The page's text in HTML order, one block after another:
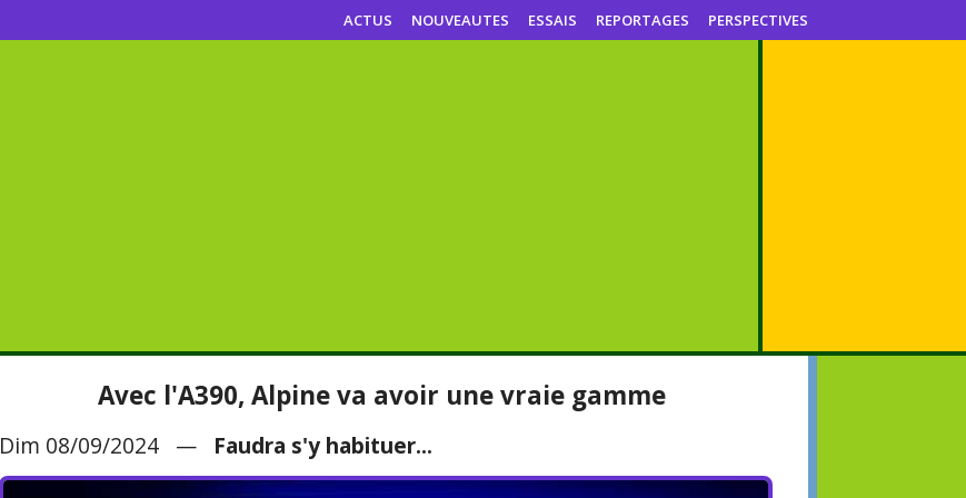
ACTUS NOUVEAUTES ESSAIS REPORTAGES PERSPECTIVES
Avec l'A390, Alpine va avoir une vraie gamme
Dim 08/09/2024 — Faudra s'y habituer...